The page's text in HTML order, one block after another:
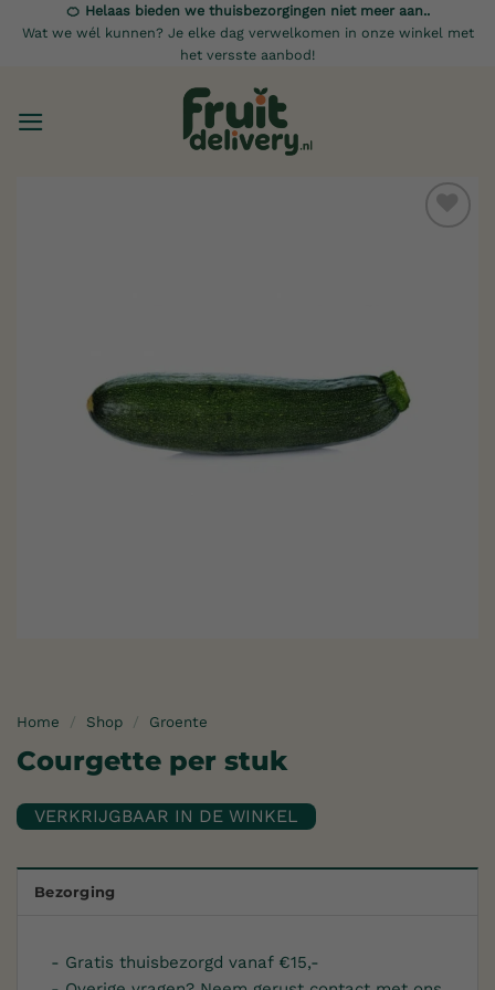
naar
🍊 Helaas bieden we thuisbezorgingen niet meer aan..
Wat we wél kunnen? Je elke dag verwelkomen in onze winkel met
het versste aanbod!
Home / Shop / Groente
Courgette per stuk
Bezorging
- Gratis thuisbezorgd vanaf €15,-